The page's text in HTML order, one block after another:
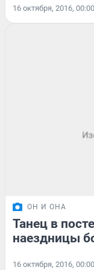
16 октября, 2016, 00:00
ОН И ОНА
Танец в
наездницы
16 октября, 2016, 00:00